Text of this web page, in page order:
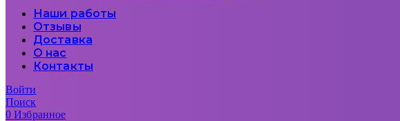
Наши работы
Отзывы
Доставка
О нас
Контакты
Войти
Поиск
0Избранное